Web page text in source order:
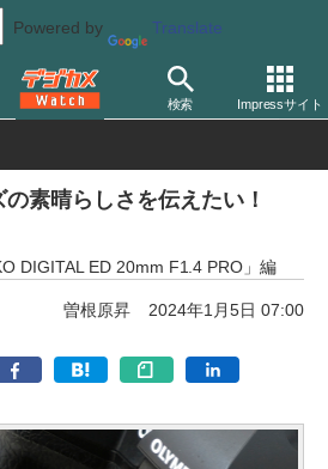
Powered by Translate
検索 Impressサイト
交換レンズ OMDS/オリンパス
素晴らしさを伝えたい！
DIGITAL ED 20mm F1.4 PRO」編
曽根原昇 2024年1月5日 07:00